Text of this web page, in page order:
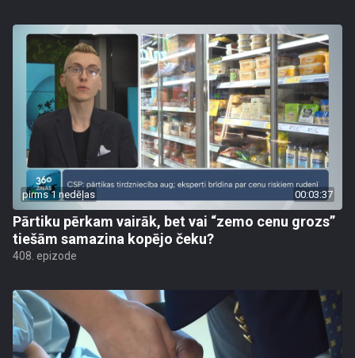
pirms 1 nedēļas 00:03:37
Pārtiku pērkam vairāk, bet vai “zemo cenu grozs”
tiešām samazina kopējo čeku?
408. epizode